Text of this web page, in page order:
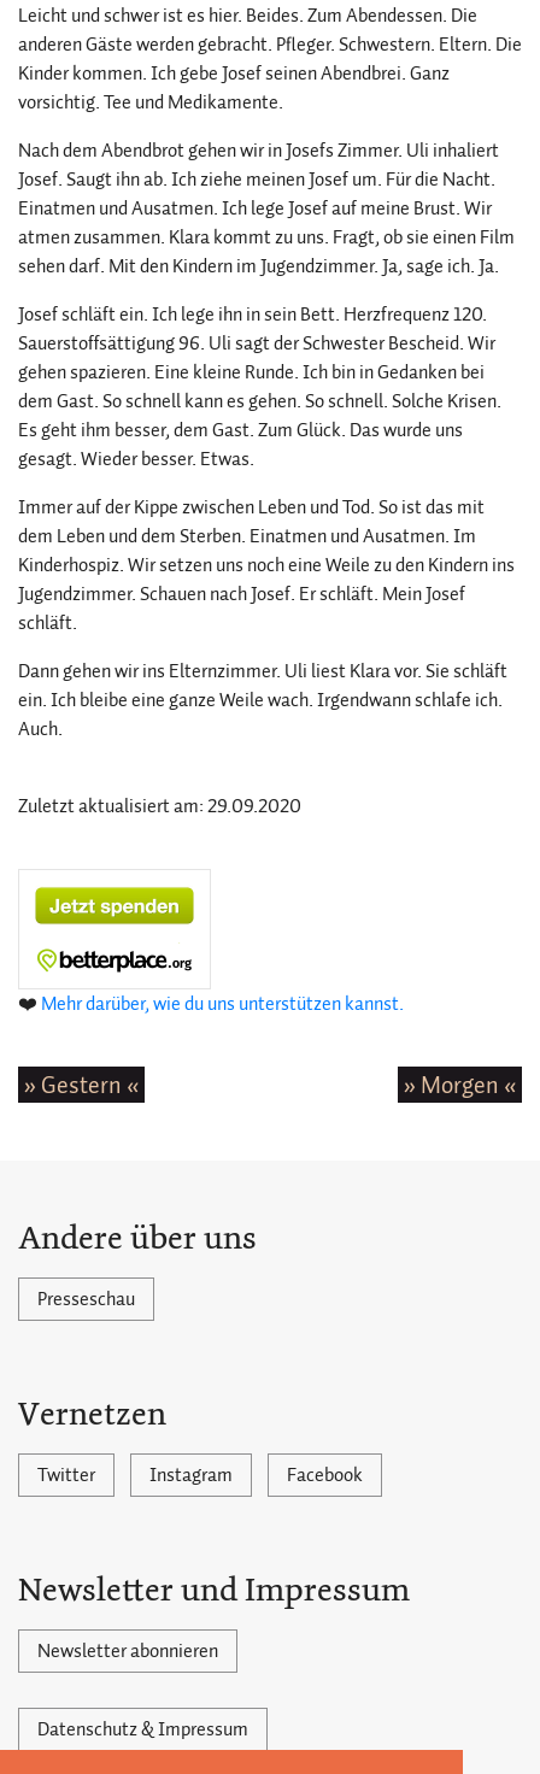
Leicht und schwer ist es hier. Beides. Zum Abendessen. Die
anderen Gäste werden gebracht. Pfleger. Schwestern. Eltern. Die
Kinder kommen. Ich gebe Josef seinen Abendbrei. Ganz
vorsichtig. Tee und Medikamente.
Nach dem Abendbrot gehen wir in Josefs Zimmer. Uli inhaliert
Josef. Saugt ihn ab. Ich ziehe meinen Josef um. Für die Nacht.
Einatmen und Ausatmen. Ich lege Josef auf meine Brust. Wir
atmen zusammen. Klara kommt zu uns. Fragt, ob sie einen Film
sehen darf. Mit den Kindern im Jugendzimmer. Ja, sage ich. Ja.
Josef schläft ein. Ich lege ihn in sein Bett. Herzfrequenz 120.
Sauerstoffsättigung 96. Uli sagt der Schwester Bescheid. Wir
gehen spazieren. Eine kleine Runde. Ich bin in Gedanken bei
dem Gast. So schnell kann es gehen. So schnell. Solche Krisen.
Es geht ihm besser, dem Gast. Zum Glück. Das wurde uns
gesagt. Wieder besser. Etwas.
Immer auf der Kippe zwischen Leben und Tod. So ist das mit
dem Leben und dem Sterben. Einatmen und Ausatmen. Im
Kinderhospiz. Wir setzen uns noch eine Weile zu den Kindern ins
Jugendzimmer. Schauen nach Josef. Er schläft. Mein Josef
schläft.
Dann gehen wir ins Elternzimmer. Uli liest Klara vor. Sie schläft
ein. Ich bleibe eine ganze Weile wach. Irgendwann schlafe ich.
Auch.
Zuletzt aktualisiert am: 29.09.2020
❤️ Mehr darüber, wie du uns unterstützen kannst.
» Gestern « » Morgen «
Andere über uns
Presseschau
Vernetzen
Twitter Instagram Facebook
Newsletter und Impressum
Newsletter abonnieren
Datenschutz & Impressum